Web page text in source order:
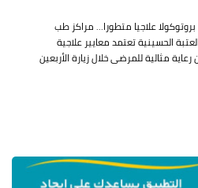
من (25) بروتوكولا علاجيا متطورا... مراكز طب
الحسينية تعتمد معايير علاجية
مثالية للمرضى خلال زيارة الأربعين